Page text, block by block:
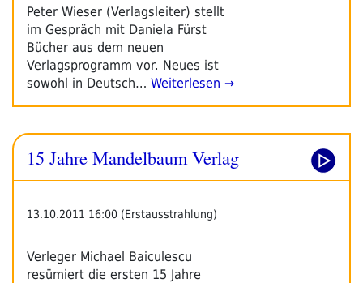
Peter Wieser (Verlagsleiter) stellt
im Gespräch mit Daniela Fürst
Bücher aus dem neuen
Verlagsprogramm vor. Neues ist
sowohl in Deutsch… Weiterlesen →
15 Jahre Mandelbaum Verlag
13.10.2011 16:00 (Erstausstrahlung)
Verleger Michael Baiculescu
resümiert die ersten 15 Jahre